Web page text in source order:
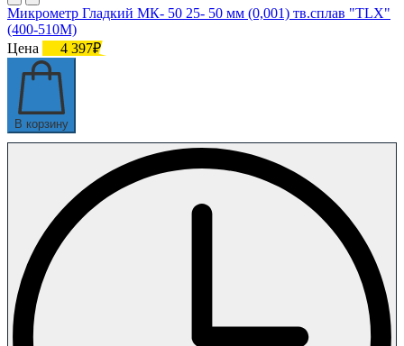
Микрометр Гладкий МК- 50 25- 50 мм (0,001) тв.сплав "TLX"
(400-510М)
Цена
4 397₽
В корзину